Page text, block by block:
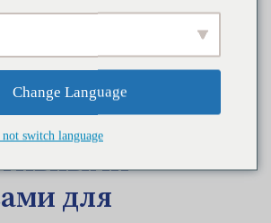
онлайн-
по
для
Change Language
switch language